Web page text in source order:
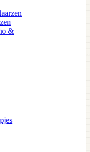
&